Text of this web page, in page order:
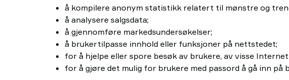
å kompilere anonym statistikk relatert til mønstre og
å analysere salgsdata;
å gjennomføre markedsundersøkelser;
å brukertilpasse innhold eller funksjoner på nettstedet;
for å hjelpe eller spore besøk av brukere, av visse
for å gjøre det mulig for brukere med passord å gå inn